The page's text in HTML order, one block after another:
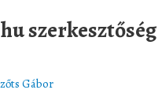
szerkesztőség
Gábor